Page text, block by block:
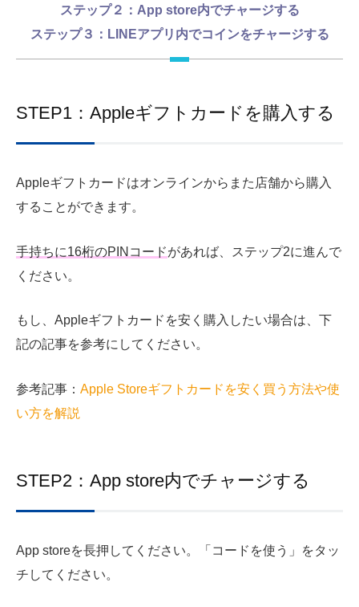
ステップ２：App store内でチャージする
ステップ３：LINEアプリ内でコインをチャージする
STEP1：Appleギフトカードを購入する
Appleギフトカードはオンラインからまた店舗から購入
することができます。
手持ちに16桁のPINコードがあれば、ステップ2に進んで
ください。
もし、Appleギフトカードを安く購入したい場合は、下
記の記事を参考にしてください。
参考記事： Apple Storeギフトカードを安く買う方法や使
い方を解説
STEP2：App store内でチャージする
App storeを長押してください。「コードを使う」をタッ
チしてください。